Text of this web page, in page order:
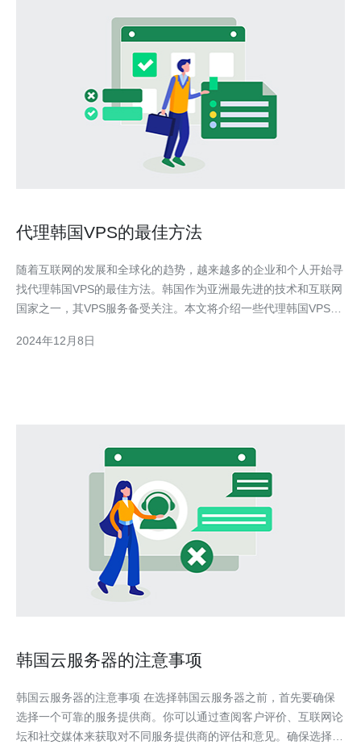
代理韩国VPS的最佳方法
随着互联网的发展和全球化的趋势，越来越多的企业和个人开始寻
找代理韩国VPS的最佳方法。韩国作为亚洲最先进的技术和互联网
国家之一，其VPS服务备受关注。本文将介绍一些代理韩国VPS的
的基本知识非常重要。VPS即虚拟专用服务器，它是一种在物理服
2024年12月8日
韩国云服务器的注意事项
韩国云服务器的注意事项 在选择韩国云服务器之前，首先要确保
选择一个可靠的服务提供商。你可以通过查阅客户评价、互联网论
坛和社交媒体来获取对不同服务提供商的评估和意见。确保选择一